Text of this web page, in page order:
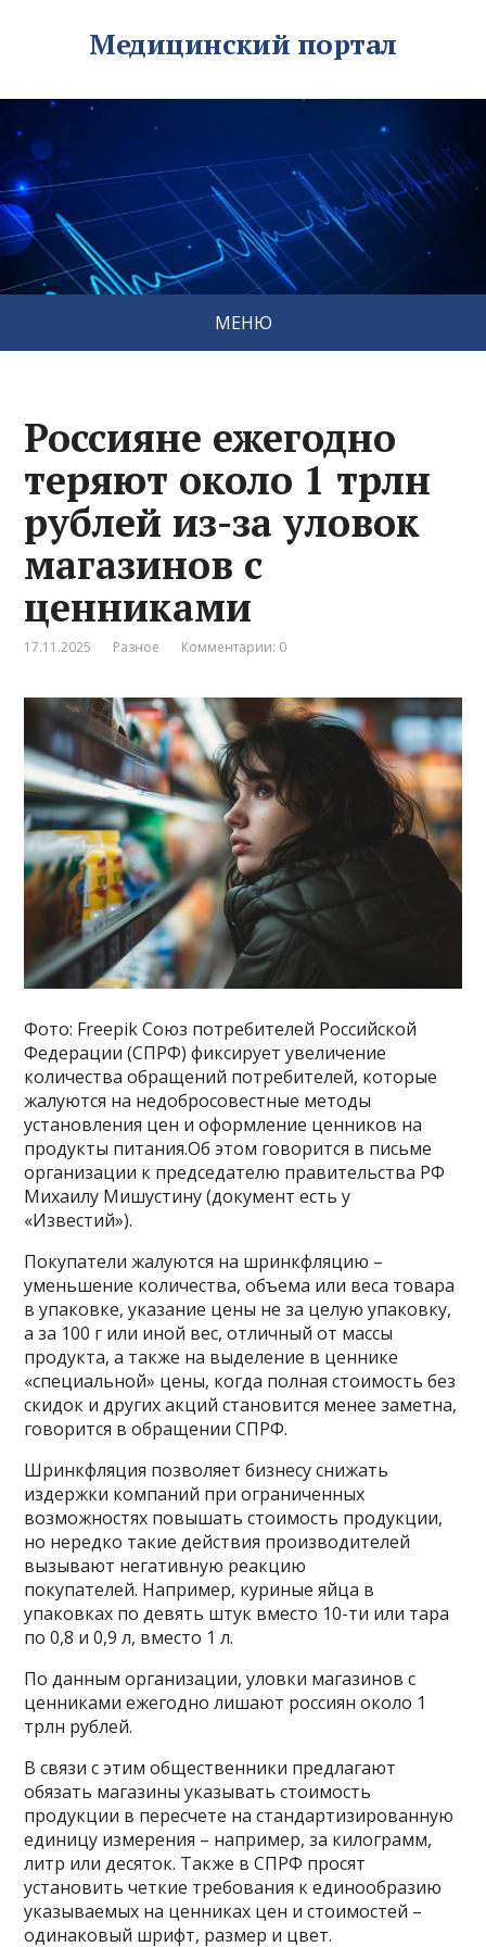
Медицинский портал
МЕНЮ
Россияне ежегодно
теряют около 1 трлн
рублей из-за уловок
магазинов с
ценниками
17.11.2025 Разное Комментарии: 0
Фото: Freepik Союз потребителей Российской
Федерации (СПРФ) фиксирует увеличение
количества обращений потребителей, которые
жалуются на недобросовестные методы
установления цен и оформление ценников на
продукты питания.Об этом говорится в письме
организации к председателю правительства РФ
Михаилу Мишустину (документ есть у
«Известий»).
Покупатели жалуются на шринкфляцию –
уменьшение количества, объема или веса товара
в упаковке, указание цены не за целую упаковку,
а за 100 г или иной вес, отличный от массы
продукта, а также на выделение в ценнике
«специальной» цены, когда полная стоимость без
скидок и других акций становится менее заметна,
говорится в обращении СПРФ.
Шринкфляция позволяет бизнесу снижать
издержки компаний при ограниченных
возможностях повышать стоимость продукции,
но нередко такие действия производителей
вызывают негативную реакцию
покупателей. Например, куриные яйца в
упаковках по девять штук вместо 10-ти или тара
по 0,8 и 0,9 л, вместо 1 л.
По данным организации, уловки магазинов с
ценниками ежегодно лишают россиян около 1
трлн рублей.
В связи с этим общественники предлагают
обязать магазины указывать стоимость
продукции в пересчете на стандартизированную
единицу измерения – например, за килограмм,
литр или десяток. Также в СПРФ просят
установить четкие требования к единообразию
указываемых на ценниках цен и стоимостей –
одинаковый шрифт, размер и цвет.